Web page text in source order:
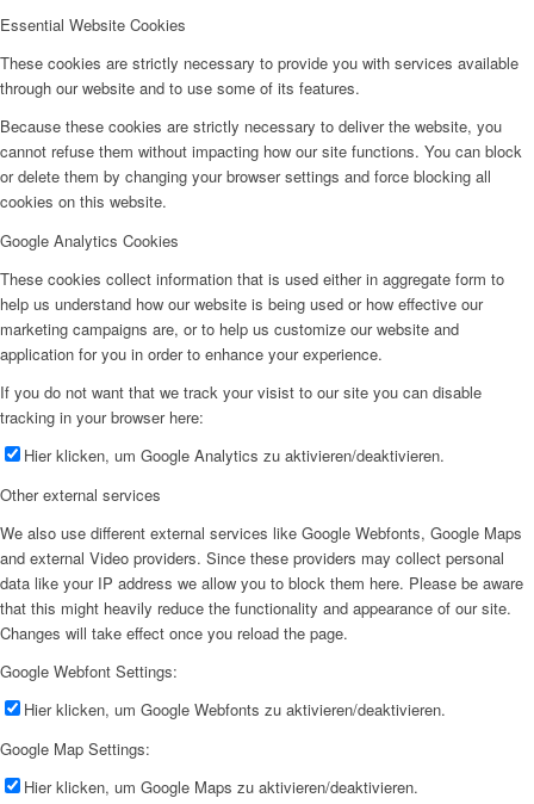
Essential Website Cookies
These cookies are strictly necessary to provide you with services available
through our website and to use some of its features.
Because these cookies are strictly necessary to deliver the website, you
cannot refuse them without impacting how our site functions. You can block
or delete them by changing your browser settings and force blocking all
cookies on this website.
Google Analytics Cookies
These cookies collect information that is used either in aggregate form to
help us understand how our website is being used or how effective our
marketing campaigns are, or to help us customize our website and
application for you in order to enhance your experience.
If you do not want that we track your visist to our site you can disable
tracking in your browser here:
Hier klicken, um Google Analytics zu aktivieren/deaktivieren.
Other external services
We also use different external services like Google Webfonts, Google Maps
and external Video providers. Since these providers may collect personal
data like your IP address we allow you to block them here. Please be aware
that this might heavily reduce the functionality and appearance of our site.
Changes will take effect once you reload the page.
Google Webfont Settings:
Hier klicken, um Google Webfonts zu aktivieren/deaktivieren.
Google Map Settings:
Hier klicken, um Google Maps zu aktivieren/deaktivieren.